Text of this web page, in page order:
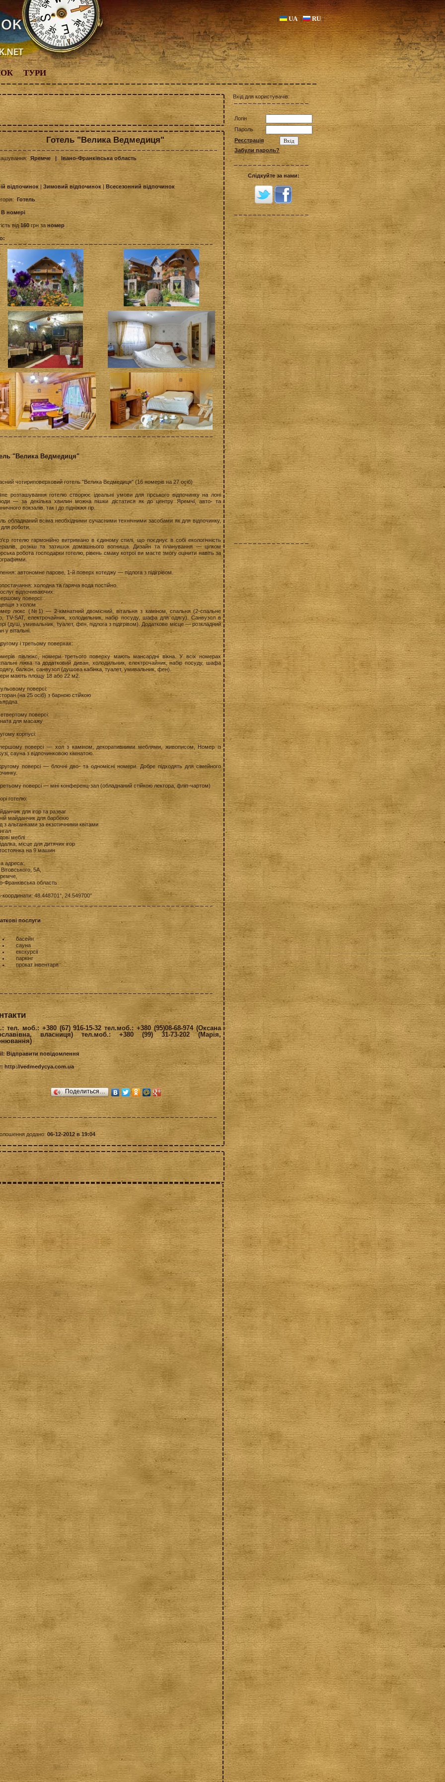
UA| RU|
ТУРИ
Готель "Велика Ведмедиця"
Яремче | Івано-Франківська область
відпочинок | Зимовий відпочинок|Всесезонний відпочинок
Готель
В номері
від160грн за номер
"Велика Ведмедиця"
чотириповерховий готель "Велика Ведмедиця" (16 номерів на 27 осіб)
розташування готелю створює ідеальні умови для гірського відпочинку на лоні
— за декілька хвилин можна пішки дістатися як до центру Яремчі, авто- та
вокзалів, так і до підніжжя гір.
обладнаний всіма необхідними сучасними технічними засобами як для відпочинку,
для роботи.
готелю гармонійно витримано в єдиному стилі, що поєднує в собі екологічність
розкіш та затишок домашнього вогнища. Дизайн та планування — цілком
робота господарки готелю, рівень смаку котрої ви маєте змогу оцінити навіть за
автономне парове, 1-й поверх котеджу — підлога з підігрівом.
холодна та гаряча вода постійно.
відпочиваючих:
поверсі:
з холом
люкс (№1) — 2-кімнатний двомісний, вітальня з каміном, спальня (2-спальне
TV-SAT, електрочайник, холодильник, набір посуду, шафа для одягу). Санвузол в
(душ, умивальник, туалет, фен, підлога з підігрівом). Додаткове місце — розкладний
у вітальні.
і третьому поверхах:
півлюкс, номери третього поверху мають мансардні вікна. У всіх номерах
ліжка та додатковий диван, холодильник, електрочайник, набір посуду, шафа
балкон, санвузол (душова кабінка, туалет, умивальник, фен).
мають площу 18 або 22 м2.
поверсі:
(на 25 осіб) з барною стійкою
поверсі:
для масажу
корпусі:
поверсі — хол з каміном, декоративними меблями, живописом, Номер із
сауна з відпочинковою кімнатою.
поверсі — блочні дво- та одномісні номери. Добре підходять для сімейного
поверсі — міні конференц-зал (обладнаний стійкою лектора, фліп-чартом)
готелю:
для ігор та разваг
майданчик для барбекю
з альтанками за екзотичними квітами
меблі
місце для дитячих ігор
на 9 машин
адреса:
5А,
Франківська область
координати: 48.448701°, 24.549700°
послуги
басейн
сауна
екскурсії
паркінг
прокат інвентаря
тел. моб.: +380 (67) 916-15-32 тел.моб.: +380 (95)08-68-974 (Оксана
власниця) тел.моб.: +380 (99) 31-73-202 (Марія,
Відправити повідомлення
http://vedmedycya.com.ua
Поделиться…
додано:06-12-2012 в 19:04
Вхід для користувачів:
Логін
Пароль
Реєстрація
Забули пароль?
Слідкуйте за нами: